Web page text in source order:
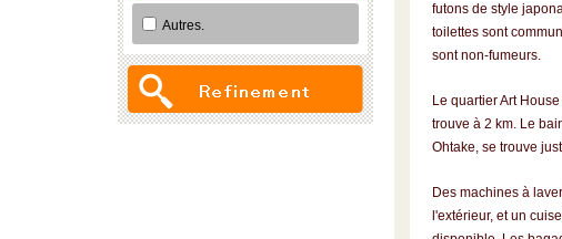
futons de style
toilettes sont
sont non-fumeurs.
Le quartier Art
trouve à 2 km. Le
Ohtake, se trouve
Des machines à
l'extérieur, et un
Autres.